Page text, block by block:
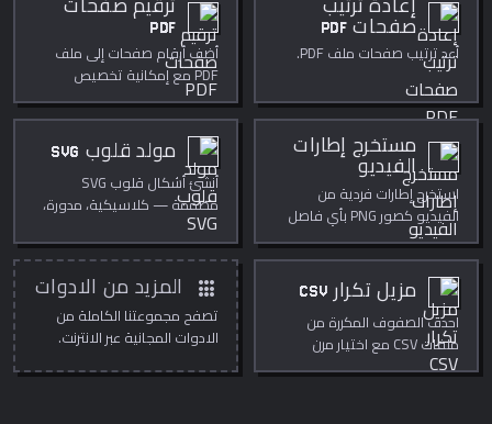
إعادة ترتيب
صفحات PDF
أعد ترتيب صفحات ملف PDF.
ترقيم صفحات
PDF
أضف أرقام صفحات إلى ملف
PDF مع إمكانية تخصيص
الموضع والتنسيق وحجم الخط
ورقم البداية.
مستخرج إطارات
الفيديو
استخرج إطارات فردية من
الفيديو كصور PNG بأي فاصل
زمني، بالكامل داخل متصفحك.
مولد قلوب SVG
أنشئ أشكال قلوب SVG
مصممة — كلاسيكية، مدورة،
مدببة، بكسل، وهندسية —
بألوان وتدرجات وحدود وأحجام
قابلة للتخصيص. صانع قلوب
مجاني عبر الإنترنت.
مزيل تكرار CSV
احذف الصفوف المكررة من
ملفات CSV مع اختيار مرن
للاعمدة.
apps المزيد من الادوات
تصفح مجموعتنا الكاملة من
الادوات المجانية عبر الانترنت.